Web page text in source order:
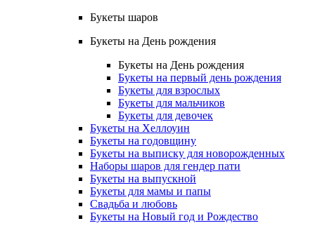
Букеты шаров
Букеты на День рождения
Букеты на День рождения
Букеты на первый день рождения
Букеты для взрослых
Букеты для мальчиков
Букеты для девочек
Букеты на Хеллоуин
Букеты на годовщину
Букеты на выписку для новорожденных
Наборы шаров для гендер пати
Букеты на выпускной
Букеты для мамы и папы
Свадьба и любовь
Букеты на Новый год и Рождество